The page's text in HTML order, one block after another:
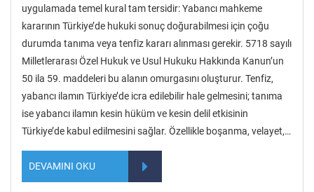
uygulamada temel kural tam tersidir: Yabancı mahkeme
kararının Türkiye’de hukuki sonuç doğurabilmesi için çoğu
durumda tanıma veya tenfiz kararı alınması gerekir. 5718 sayılı
Milletlerarası Özel Hukuk ve Usul Hukuku Hakkında Kanun’un
50 ila 59. maddeleri bu alanın omurgasını oluşturur. Tenfiz,
yabancı ilamın Türkiye’de icra edilebilir hale gelmesini; tanıma
ise yabancı ilamın kesin hüküm ve kesin delil etkisinin
Türkiye’de kabul edilmesini sağlar. Özellikle boşanma, velayet,…
DEVAMINI OKU